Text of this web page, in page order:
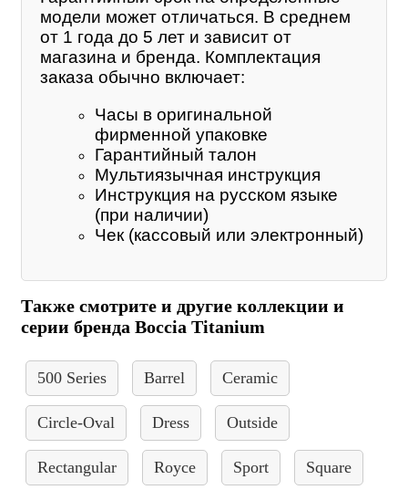
модели может отличаться. В среднем
от 1 года до 5 лет и зависит от
магазина и бренда. Комплектация
заказа обычно включает:
Часы в оригинальной
фирменной упаковке
Гарантийный талон
Мультиязычная инструкция
Инструкция на русском языке
(при наличии)
Чек (кассовый или электронный)
Также смотрите и другие коллекции и
серии бренда Boccia Titanium
500 Series Barrel Ceramic
Circle-Oval Dress Outside
Rectangular Royce Sport Square